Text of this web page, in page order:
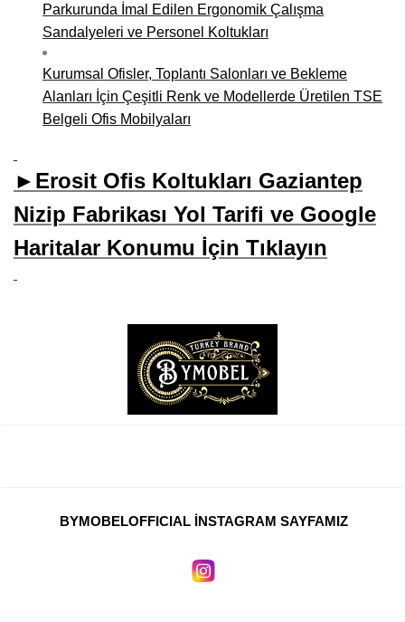
Parkurunda İmal Edilen Ergonomik Çalışma
Sandalyeleri ve Personel Koltukları
Kurumsal Ofisler, Toplantı Salonları ve Bekleme
Alanları İçin Çeşitli Renk ve Modellerde Üretilen TSE
Belgeli Ofis Mobilyaları
►Erosit Ofis Koltukları Gaziantep
Nizip Fabrikası Yol Tarifi ve Google
Haritalar Konumu İçin Tıklayın
BYMOBELOFFICIAL İNSTAGRAM SAYFAMIZ